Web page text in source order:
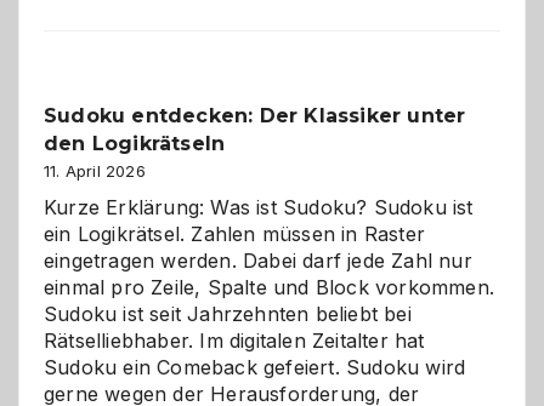
Sudoku entdecken: Der Klassiker unter
den Logikrätseln
11. April 2026
Kurze Erklärung: Was ist Sudoku? Sudoku ist
ein Logikrätsel. Zahlen müssen in Raster
eingetragen werden. Dabei darf jede Zahl nur
einmal pro Zeile, Spalte und Block vorkommen.
Sudoku ist seit Jahrzehnten beliebt bei
Rätselliebhaber. Im digitalen Zeitalter hat
Sudoku ein Comeback gefeiert. Sudoku wird
gerne wegen der Herausforderung, der